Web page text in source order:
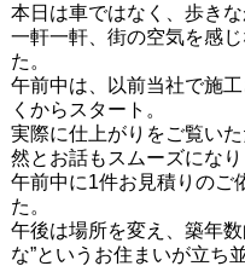
本日は車ではなく、歩きな
一軒一軒、街の空気を感
た。
午前中は、以前当社で施
くからスタート。
実際に仕上がりをご覧い
然とお話もスムーズになり
午前中に1件お見積りのご
た。
午後は場所を変え、築年
な”というお住まいが立ち